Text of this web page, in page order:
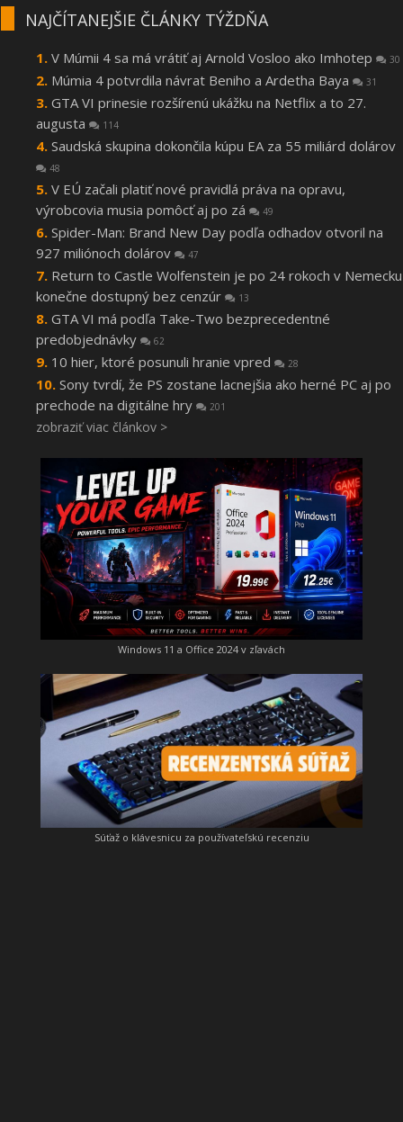
NAJČÍTANEJŠIE ČLÁNKY TÝŽDŇA
V Múmii 4 sa má vrátiť aj Arnold Vosloo ako Imhotep 30
Múmia 4 potvrdila návrat Beniho a Ardetha Baya 31
GTA VI prinesie rozšírenú ukážku na Netflix a to 27.
augusta
114
Saudská skupina dokončila kúpu EA za 55 miliárd dolárov
48
V EÚ začali platiť nové pravidlá práva na opravu,
výrobcovia musia pomôcť aj po zá
49
Spider-Man: Brand New Day podľa odhadov otvoril na
927 miliónoch dolárov
47
Return to Castle Wolfenstein je po 24 rokoch v Nemecku
konečne dostupný bez cenzúr
13
GTA VI má podľa Take-Two bezprecedentné
predobjednávky
62
10 hier, ktoré posunuli hranie vpred 28
Sony tvrdí, že PS zostane lacnejšia ako herné PC aj po
prechode na digitálne hry
201
zobraziť viac článkov >
Windows 11 a Office 2024 v zľavách
Súťaž o klávesnicu za používateľskú recenziu